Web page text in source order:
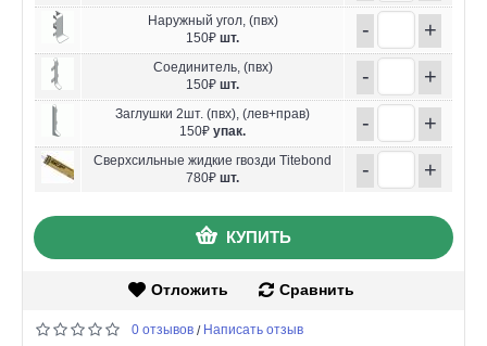
Наружный угол, (пвх)
150₽ шт. - +
Соединитель, (пвх)
150₽ шт. - +
Заглушки 2шт. (пвх), (лев+прав)
150₽ упак. - +
Сверхсильные жидкие гвозди Titebond
780₽ шт. - +
КУПИТЬ
Отложить Сравнить
0 отзывов / Написать отзыв